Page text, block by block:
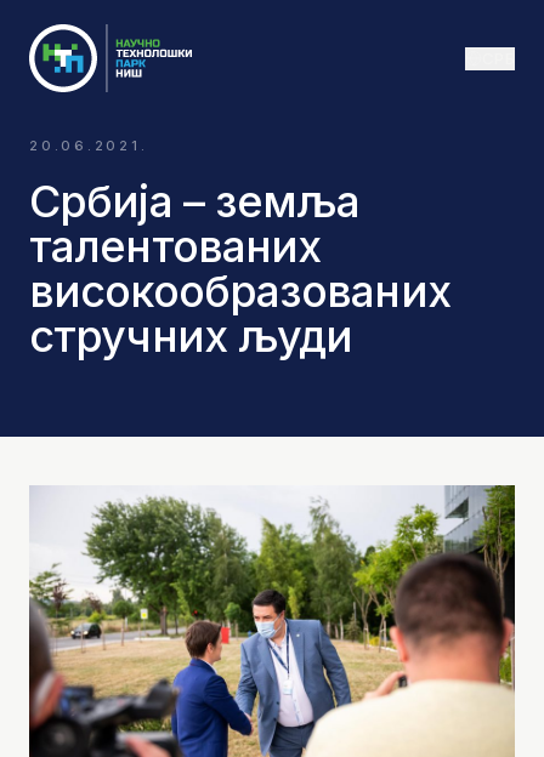
20.06.2021.
Србија – земља
талентованих
високообразованих
стручних људи